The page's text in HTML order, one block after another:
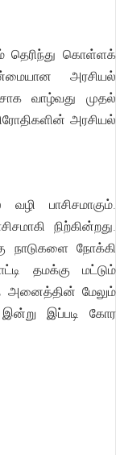
தெரிந்து கொள்ளக்
அரசியல்
வாழ்வது முதல்
அரசியல்
பாசிசமாகும்.
நிற்கின்றது.
நாடுகளை நோக்கி
தமக்கு மட்டும்
அனைத்தின் மேலும்
இன்று இப்படி கோர